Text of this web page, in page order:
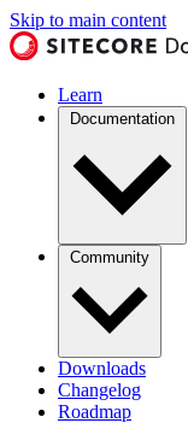
Skip to main content
Learn
Documentation
Community
Downloads
Changelog
Roadmap